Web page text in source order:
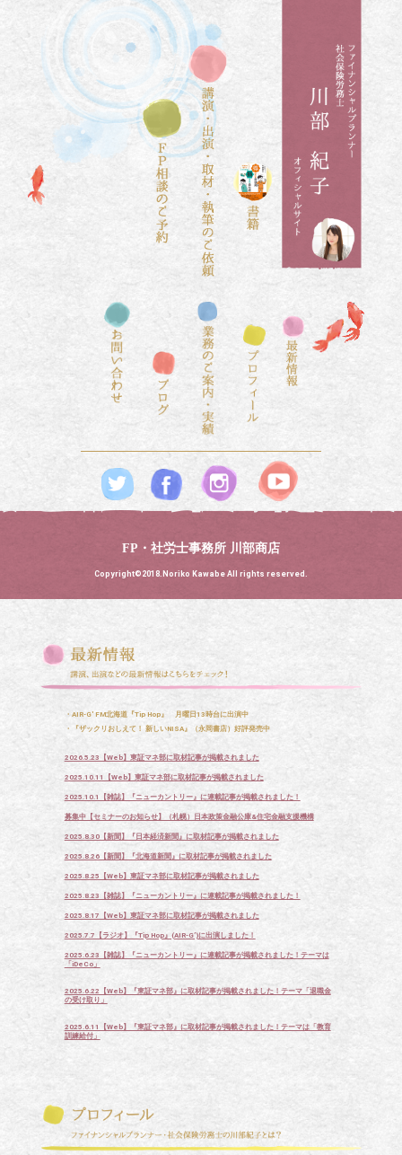
FP・社労士事務所 川部商店
Copyright©2018.Noriko Kawabe All rights reserved.
・AIR-G' FM北海道『Tip Hop』 月曜日13時台に出演中
・『ザックリおしえて！ 新しいNISA』（永岡書店）好評発売中
2026.5.23【Web】東証マネ部に取材記事が掲載されました
2025.10.11【Web】東証マネ部に取材記事が掲載されました
2025.10.1【雑誌】『ニューカントリー』に連載記事が掲載されました！
募集中【セミナーのお知らせ】（札幌）日本政策金融公庫&住宅金融支援機構
2025.8.30【新聞】『日本経済新聞』に取材記事が掲載されました
2025.8.26【新聞】『北海道新聞』に取材記事が掲載されました
2025.8.25【Web】東証マネ部に取材記事が掲載されました
2025.8.23【雑誌】『ニューカントリー』に連載記事が掲載されました！
2025.8.17【Web】東証マネ部に取材記事が掲載されました
2025.7.7【ラジオ】『Tip Hop』(AIR-G’)に出演しました！
2025.6.23【雑誌】『ニューカントリー』に連載記事が掲載されました！テーマは
「iDeCo」
2025.6.22【Web】『東証マネ部』に取材記事が掲載されました！テーマ「退職金
の受け取り」
2025.6.11【Web】『東証マネ部』に取材記事が掲載されました！テーマは「教育
訓練給付」